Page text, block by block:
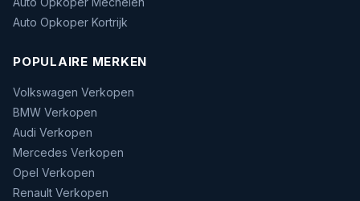
Auto Opkoper Kortrijk
POPULAIRE MERKEN
Volkswagen Verkopen
BMW Verkopen
Audi Verkopen
Mercedes Verkopen
Opel Verkopen
Renault Verkopen